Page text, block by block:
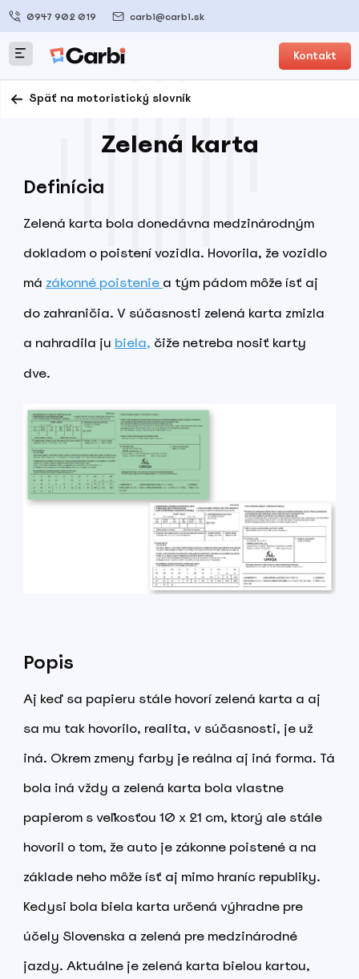
0947 902 019 carbi@carbi.sk
Kontakt
Späť na motoristický slovník
Zelená karta
Definícia
Zelená karta bola donedávna medzinárodným
dokladom o poistení vozidla. Hovorila, že vozidlo
má zákonné poistenie a tým pádom môže ísť aj
do zahraničia. V súčasnosti zelená karta zmizla
a nahradila ju biela, čiže netreba nosiť karty
dve.
Popis
Aj keď sa papieru stále hovorí zelená karta a aj
sa mu tak hovorilo, realita, v súčasnosti, je už
iná. Okrem zmeny farby je reálna aj iná forma. Tá
bola iná vždy a zelená karta bola vlastne
papierom s veľkosťou 10 x 21 cm, ktorý ale stále
hovoril o tom, že auto je zákonne poistené a na
základe neho môže ísť aj mimo hraníc republiky.
Kedysi bola biela karta určená výhradne pre
účely Slovenska a zelená pre medzinárodné
jazdy. Aktuálne je zelená karta bielou kartou,